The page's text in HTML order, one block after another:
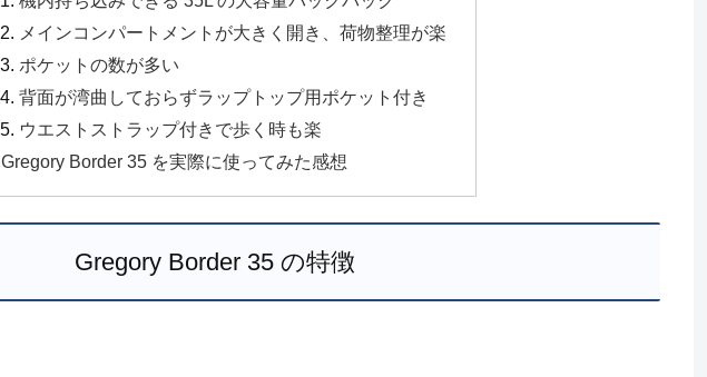
メインコンパートメントが大きく開き、荷物整理が楽
ポケットの数が多い
背面が湾曲しておらずラップトップ用ポケット付き
ウエストストラップ付きで歩く時も楽
Gregory Border 35 を実際に使ってみた感想
Gregory Border 35 の特徴